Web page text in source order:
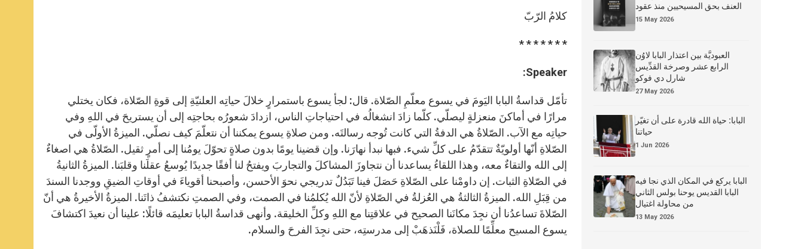
كلامُ الرّبّ
* * * * * * *
Speaker:
تأمّل قداسةُ البابا اليَومَ في يسوع معلّمِ الصّلاة. قال: لجأ يسوع باستمرارٍ خلالَ حياتِه العلنيّةِ إلى قوةِ الصّلاة، فكان يختلي
مرارًا في أماكنَ منعزلةٍ ليصلّي. كلّما زادَ انشغالُه في احتياجاتِ الناس، ازدادَ شعورُه بحاجتِه إلى أن يستريحَ في اللهِ وفي
حياتِه مع الآب. الصّلاةُ هي الدفةُ التي كانت تُوجه رسالتَه. ومن صلاةِ يسوع يمكننا أن نتعلّمَ كيف نصلّي. الميزةُ الأولّى في
الصّلاةِ أنّها أولويّةٌ تتقدّمُ على كلِّ شيء. فبها نبدأ نهارَنا. وإن قضينا يومًا بدون صلاةٍ تحوّلَ يومُنا إلى أمرٍ ثقيل. الصّلاةُ هي اصغاءٌ
إلى الله والتقاءٌ معه، وهذا اللقاءُ يساعدنا أن نتجاوزَ المشاكلَ والتجاربَ ويفتحُ لنا أفقًا جديدًا يُوسعُ عقلَنا وقلبَنا. الميزةُ الثانيةُ
في الصّلاةِ الثبات. إن داومْنا على الصّلاةِ حَصَلَ فينا تَبَدُلٌ تدريجي نحوَ الأحسن، وأصبحنا أقوياءَ في أوقاتِ الضيقِ ووجدنا السندَ
من قِبَلِ الله. الميزةُ الثالثةُ هي العُزلةُ في الصّلاةِ لأنّ الله يُكلمُنا في الصمت، وفي الصمتِ نكتشفُ ذاتَنا. الميزةُ الأخيرةُ هي أنّ
الصّلاةَ تساعدُنا أن نجِدَ مكانَنا الصحيح في علاقتِنا مع اللهِ وكلِّ الخليقة. وأنهى قداسةُ البابا تعليمَه قائلًا: علينا أن نعيدَ اكتشافَ
يسوع المسيح معلِّمًا للصلاة، فَلْنَذهَبْ إلى مدرستِه، حتى نجِدَ الفرحَ والسلام.
العنف بحق المسيحيين منذ عقود
15 May 2026
العبوديَّة بين اعتذار البابا لاوُن
الرابع عشر وصرخة القدِّيس
شارل دي فوكو
27 May 2026
البابا: حياة الله قادرة على أن تغيّر
حياتنا
1 Jun 2026
البابا يركع في المكان الذي نجا فيه
البابا القديس يوحنا بولس الثاني
من محاولة اغتيال
13 May 2026